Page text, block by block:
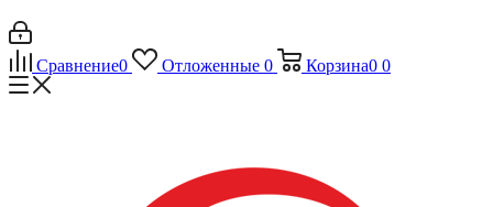
Сравнение0 Отложенные 0 Корзина0 0